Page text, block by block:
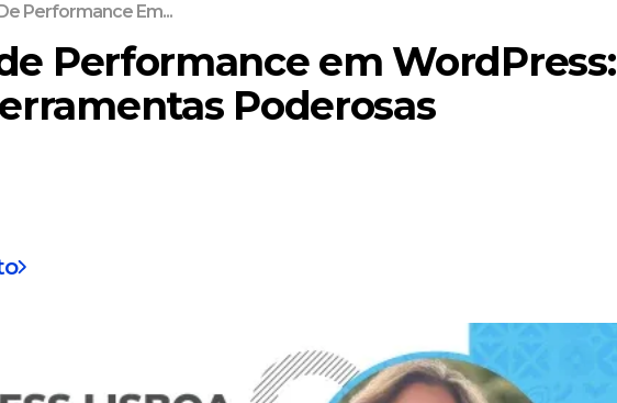
Performance Em...
Performance em WordPress:
Poderosas